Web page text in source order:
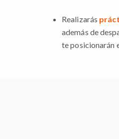
Realizarás
además de
te posicionarán